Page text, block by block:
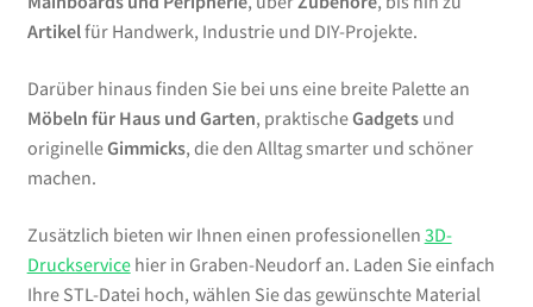
Artikelfür Handwerk, Industrie und DIY-Projekte.
Darüber hinaus finden Sie bei uns eine breite Palette an
Möbeln für Haus und Garten, praktischeGadgetsund
originelleGimmicks, die den Alltag smarter und schöner
machen.
Zusätzlich bieten wir Ihnen einen professionellen 3D-
Druckservicehier in Graben-Neudorf an. Laden Sie einfach
Ihre STL-Datei hoch, wählen Sie das gewünschte Material